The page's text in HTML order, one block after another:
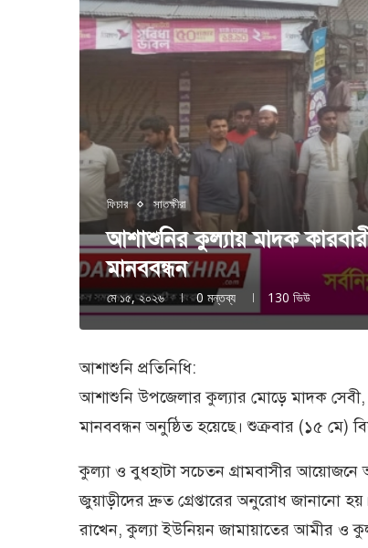
ফিচার সাতক্ষীরা
আশাশুনির কুল্যায় মাদক
মানববন্ধন
মে ১৫, ২০২৬ 0 মন্তব্য 130 ভিউ
আশাশুনি প্রতিনিধি:
আশাশুনি উপজেলার কুল্যার মোড়ে মাদক সেবী,
মানববন্ধন অনুষ্ঠিত হয়েছে। শুক্রবার (১৫ মে)
কুল্যা ও বুধহাটা সচেতন গ্রামবাসীর আয়োজনে
জুয়াড়ীদের দ্রুত গ্রেপ্তারের অনুরোধ জানানো
রাখেন, কুল্যা ইউনিয়ন জামায়াতের আমীর ও